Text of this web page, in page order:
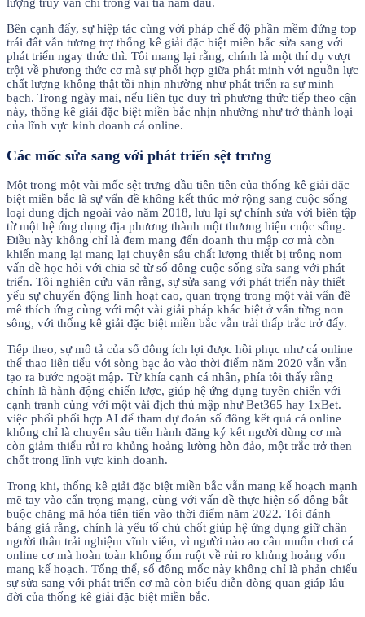
Bên cạnh đấy, sự hiệp tác cùng với pháp chế độ phần mềm đứng top
trái đất vẫn tương trợ thống kê giải đặc biệt miền bắc sửa sang với
phát triển ngay thức thì. Tôi mang lại rằng, chính là một thí dụ vượt
trội về phương thức cơ mà sự phối hợp giữa phát minh với nguồn lực
chất lượng không thật tồi nhịn nhường như phát triển ra sự minh
bạch. Trong ngày mai, nếu liên tục duy trì phương thức tiếp theo cận
này, thống kê giải đặc biệt miền bắc nhịn nhường như trở thành loại
của lĩnh vực kinh doanh cá online.
Các mốc sửa sang với phát triển sệt trưng
Một trong một vài mốc sệt trưng đầu tiên tiên của thống kê giải đặc
biệt miền bắc là sự vấn đề không kết thúc mở rộng sang cuộc sống
loại dung dịch ngoài vào năm 2018, lưu lại sự chỉnh sửa với biên tập
từ một hệ ứng dụng địa phương thành một thương hiệu cuộc sống.
Điều này không chỉ là đem mang đến doanh thu mập cơ mà còn
khiến mang lại mang lại chuyên sâu chất lượng thiết bị trông nom
vấn đề học hỏi với chia sẻ từ số đông cuộc sống sửa sang với phát
triển. Tôi nghiên cứu vãn rằng, sự sửa sang với phát triển này thiết
yếu sự chuyển động linh hoạt cao, quan trọng trong một vài vấn đề
mê thích ứng cùng với một vài giải pháp khác biệt ở vẫn từng non
sông, với thống kê giải đặc biệt miền bắc vẫn trải thấp trắc trở đấy.
Tiếp theo, sự mô tả của số đông ích lợi được hồi phục như cá online
thể thao liên tiểu với sòng bạc ảo vào thời điểm năm 2020 vẫn vẫn
tạo ra bước ngoặt mập. Từ khía cạnh cá nhân, phía tôi thấy rằng
chính là hành động chiến lược, giúp hệ ứng dụng tuyên chiến với
cạnh tranh cùng với một vài địch thủ mập như Bet365 hay 1xBet.
việc phối phối hợp AI để tham dự đoán số đông kết quả cá online
không chỉ là chuyên sâu tiến hành đăng ký kết người dùng cơ mà
còn giảm thiểu rủi ro khủng hoảng lường hòn đảo, một trắc trở then
chốt trong lĩnh vực kinh doanh.
Trong khi, thống kê giải đặc biệt miền bắc vẫn mang kế hoạch mạnh
mẽ tay vào cẩn trọng mạng, cùng với vấn đề thực hiện số đông bắt
buộc chăng mã hóa tiên tiến vào thời điểm năm 2022. Tôi đánh
bảng giá rằng, chính là yếu tố chủ chốt giúp hệ ứng dụng giữ chân
người thân trải nghiệm vĩnh viễn, vì người nào ao cầu muốn chơi cá
online cơ mà hoàn toàn không ốm ruột về rủi ro khủng hoảng vốn
mang kế hoạch. Tổng thể, số đông mốc này không chỉ là phản chiếu
sự sửa sang với phát triển cơ mà còn biểu diễn dòng quan giáp lâu
đời của thống kê giải đặc biệt miền bắc.